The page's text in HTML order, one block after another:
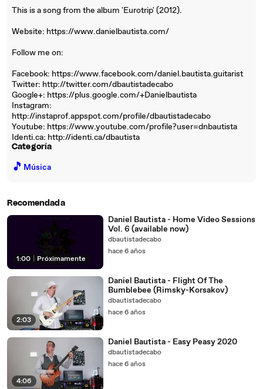
This is a song from the album 'Eurotrip' (2012).
Website: https://www.danielbautista.com/
Follow me on:
Facebook: https://www.facebook.com/daniel.bautista.guitarist
Twitter: http://twitter.com/dbautistadecabo
Google+: https://plus.google.com/+Danielbautista
Instagram:
http://instaprof.appspot.com/profile/dbautistadecabo
Youtube: https://www.youtube.com/profile?user=dnbautista
Identi.ca: http://identi.ca/dbautista
Categoría
🎵 Música
Recomendada
1:00 Próximamente
Daniel Bautista - Home Video Sessions
Vol. 6 (available now)
dbautistadecabo
hace 6 años
2:03
Daniel Bautista - Flight Of The
Bumblebee (Rimsky-Korsakov)
dbautistadecabo
hace 6 años
4:06
Daniel Bautista - Easy Peasy 2020
dbautistadecabo
hace 6 años